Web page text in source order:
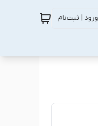
ورود | ثبت‌نام